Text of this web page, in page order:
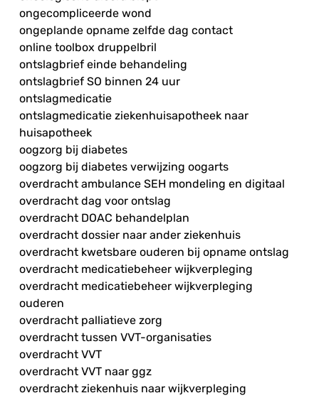
ongecompliceerde wond
ongeplande opname zelfde dag contact
online toolbox druppelbril
ontslagbrief einde behandeling
ontslagbrief SO binnen 24 uur
ontslagmedicatie
ontslagmedicatie ziekenhuisapotheek naar
huisapotheek
oogzorg bij diabetes
oogzorg bij diabetes verwijzing oogarts
overdracht ambulance SEH mondeling en digitaal
overdracht dag voor ontslag
overdracht DOAC behandelplan
overdracht dossier naar ander ziekenhuis
overdracht kwetsbare ouderen bij opname ontslag
overdracht medicatiebeheer wijkverpleging
overdracht medicatiebeheer wijkverpleging
ouderen
overdracht palliatieve zorg
overdracht tussen VVT-organisaties
overdracht VVT
overdracht VVT naar ggz
overdracht ziekenhuis naar wijkverpleging